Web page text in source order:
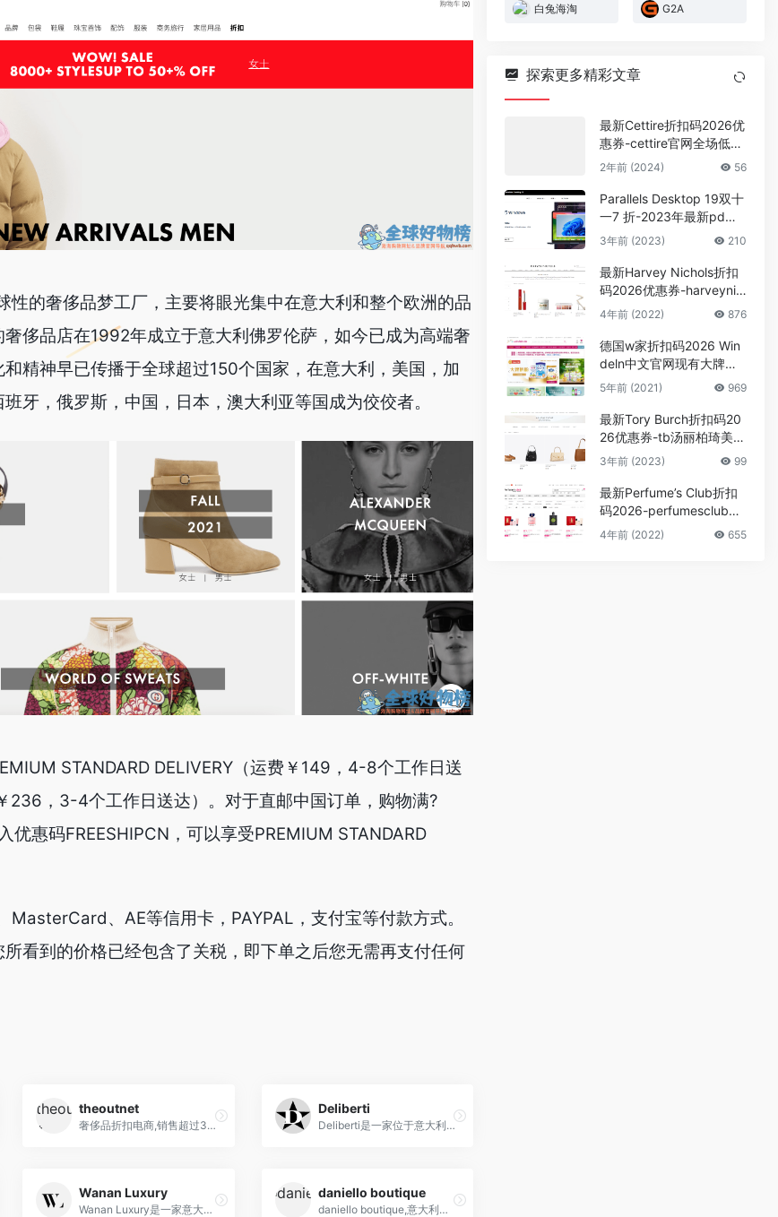
性的奢侈品梦工厂，主要将眼光集中在意大利和整个欧洲的品
侈品店在1992年成立于意大利佛罗伦萨，如今已成为高端奢
精神早已传播于全球超过150个国家，在意大利，美国，加
牙，俄罗斯，中国，日本，澳大利亚等国成为佼佼者。
STANDARD DELIVERY（运费￥149，4-8个工作日送
236，3-4个工作日送达）。对于直邮中国订单，购物满?
优惠码FREESHIPCN，可以享受PREMIUM STANDARD
、AE等信用卡，PAYPAL，支付宝等付款方式。
看到的价格已经包含了关税，即下单之后您无需再支付任何
theoutnet
奢侈品折扣电商,销售超过350个国际设计师授权正品
Deliberti
Deliberti是一家位于意大利那不勒斯的多元化时尚零售店，提供国际一流设计师品牌和独特的艺术与生活产品。
Wanan Luxury
Wanan Luxury是一家意大利买手店，专注于提供高端时尚与奢华品牌。
daniello boutique
daniello boutique,意大利潮牌店
白兔海淘 G2A
探索更多精彩文章
最新Cettire折扣码2026优
惠券-cettire官网全场低至
4折促销
2年前 (2024) 56
Parallels Desktop 19双十
一7 折-2023年最新pd官
网虚拟机优惠活动
3年前 (2023) 210
最新Harvey Nichols折扣
码2026优惠券-harveynic
hols官网黄金周大促满$4
4年前 (2022) 876
德国w家折扣码2026 Win
deln中文官网现有大牌奶
粉专场精选商品7.5折起满
5年前 (2021) 969
最新Tory Burch折扣码20
26优惠券-tb汤丽柏琦美国
官网黑五全场满$250额外
3年前 (2023) 99
最新Perfume’s Club折扣
码2026-perfumesclub中
文官网香水全场78折促销
4年前 (2022) 655